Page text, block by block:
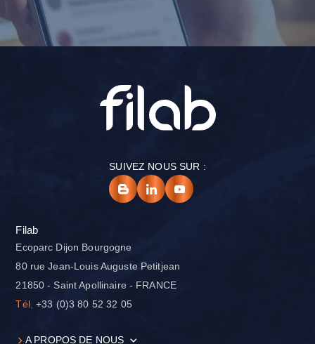
SUIVEZ NOUS SUR :
Filab
Ecoparc Dijon Bourgogne
80 rue Jean-Louis Auguste Petitjean
21850 - Saint Apollinaire - FRANCE
Tél. +33 (0)3 80 52 32 05
A PROPOS DE NOUS